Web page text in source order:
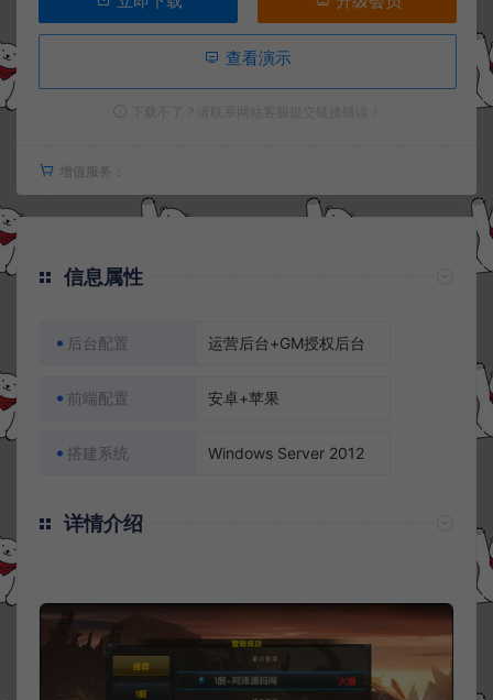
查看演示
增值服务：
信息属性
后台配置 运营后台+GM授权后台
前端配置 安卓+苹果
搭建系统 Windows Server 2012
详情介绍